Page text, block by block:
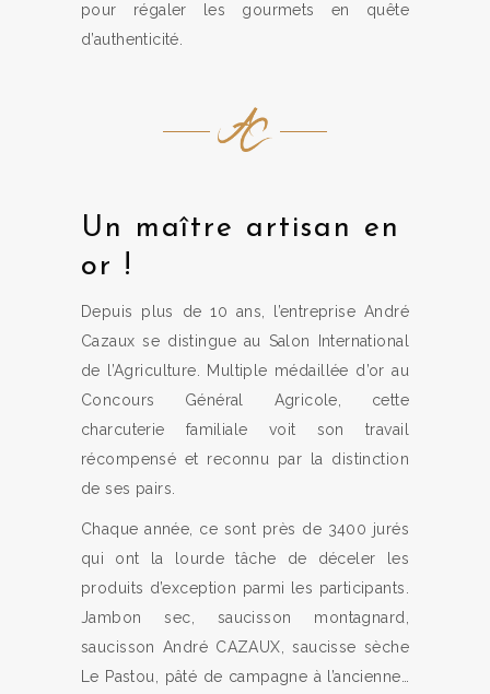
pour régaler les gourmets en quête
d’authenticité.
Un maître artisan en
or !
Depuis plus de 10 ans, l’entreprise André
Cazaux se distingue au Salon International
de l’Agriculture. Multiple médaillée d’or au
Concours Général Agricole, cette
charcuterie familiale voit son travail
récompensé et reconnu par la distinction
de ses pairs.
Chaque année, ce sont près de 3400 jurés
qui ont la lourde tâche de déceler les
produits d’exception parmi les participants.
Jambon sec, saucisson montagnard,
saucisson André CAZAUX, saucisse sèche
Le Pastou, pâté de campagne à l’ancienne…